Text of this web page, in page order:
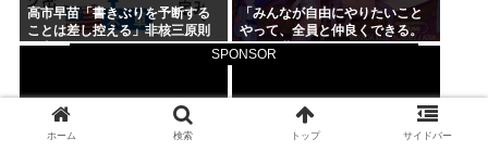
SPONSOR
高市早苗「書きぶりを予断する
ことは差し控える」非核三原則
見直しについて
「みんなが自由にやりたいこと
やって、全員と仲良くできる。
そんな世界を作るために、これ
深憶聖装『宿業に叛する吸血女
ホーム 検索 トップ サイドバー